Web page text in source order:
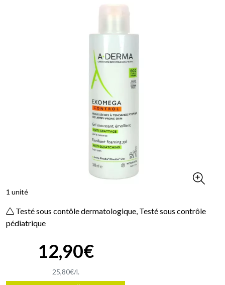
1 unité
Testé sous contôle dermatologique, Testé sous contrôle
pédiatrique
12,90€
25,80€/l.